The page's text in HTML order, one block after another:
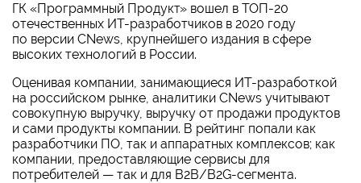
ГК «Программный Продукт» вошел в ТОП-20
отечественных ИТ-разработчиков в 2020 году
по версии CNews, крупнейшего издания в сфере
высоких технологий в России.
Оценивая компании, занимающиеся ИТ-разработкой
на российском рынке, аналитики CNews учитывают
совокупную выручку, выручку от продажи продуктов
и сами продукты компании. В рейтинг попали как
разработчики ПО, так и аппаратных комплексов; как
компании, предоставляющие сервисы для
потребителей — так и для B2B/B2G-сегмента.